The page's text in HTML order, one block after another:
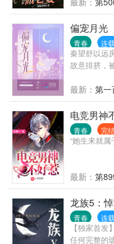
偏宠月光
青春 连载
秦望舒以远
故意排挤，
最新： 第一
电竞男神
青春 完
“她生来就
最新： 第
龙族5：
青春 连载
【独家首
任何完整的